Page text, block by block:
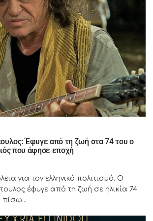
Έφυγε από τη ζωή στα 74 του ο
που άφησε εποχή
για τον ελληνικό πολιτισμό. Ο
έφυγε από τη ζωή σε ηλικία 74
πίσω...